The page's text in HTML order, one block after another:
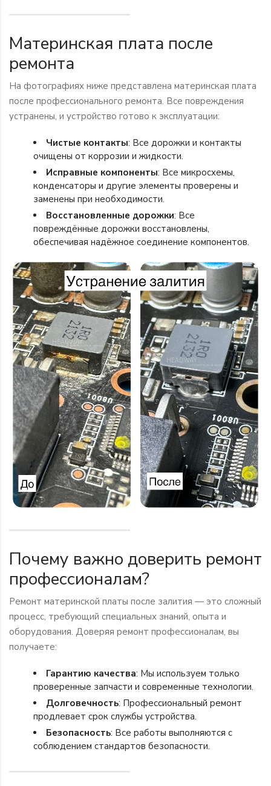
Материнская плата после
ремонта
На фотографиях ниже представлена материнская плата
после профессионального ремонта. Все повреждения
устранены, и устройство готово к эксплуатации:
Чистые контакты: Все дорожки и контакты
очищены от коррозии и жидкости.
Исправные компоненты: Все микросхемы,
конденсаторы и другие элементы проверены и
заменены при необходимости.
Восстановленные дорожки: Все
повреждённые дорожки восстановлены,
обеспечивая надёжное соединение компонентов.
Почему важно доверить ремонт
профессионалам?
Ремонт материнской платы после залития — это сложный
процесс, требующий специальных знаний, опыта и
оборудования. Доверяя ремонт профессионалам, вы
получаете:
Гарантию качества: Мы используем только
проверенные запчасти и современные технологии.
Долговечность: Профессиональный ремонт
продлевает срок службы устройства.
Безопасность: Все работы выполняются с
соблюдением стандартов безопасности.